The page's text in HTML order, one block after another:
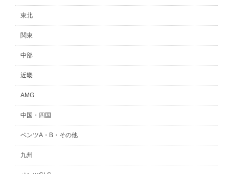
東北
関東
中部
近畿
AMG
中国・四国
ベンツA・B・その他
九州